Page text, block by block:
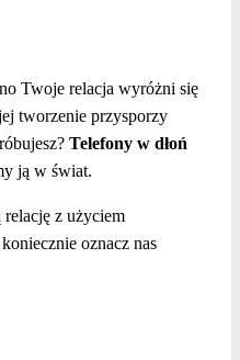
Twoje relacja wyróżni się
tworzenie przysporzy
Telefony w dłoń
ją w świat.
z użyciem
oznacz nas